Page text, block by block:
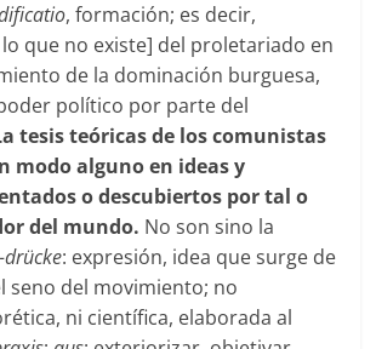
, formación; es decir,
que no existe] del proletariado en
de la dominación burguesa,
político por parte del
tesis teóricas de los comunistas
modo alguno en ideas y
o descubiertos por tal o
del mundo. No son sino la
drücke: expresión, idea que surge de
seno del movimiento; no
ni científica, elaborada al